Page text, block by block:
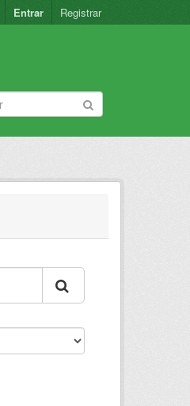
Entrar Registrar